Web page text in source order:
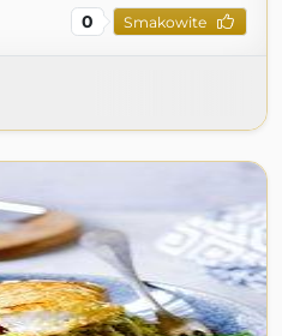
0 Smakowite